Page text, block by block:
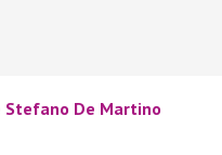
Stefano De Martino